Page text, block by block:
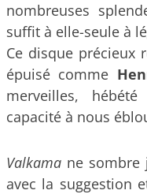
nombreuses
suffit à elle-seule à
Ce disque précieux
épuisé comme
merveilles,
capacité à nous
Valkama ne sombre
avec la suggestion